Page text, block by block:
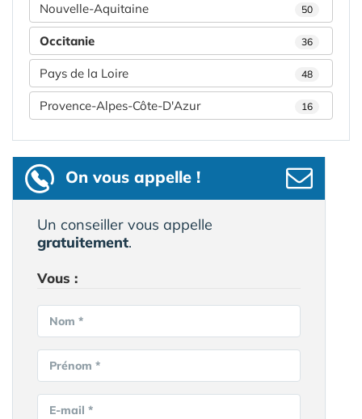
Nouvelle-Aquitaine 50
Occitanie 36
Pays de la Loire 48
Provence-Alpes-Côte-D'Azur 16
On vous appelle !
Un conseiller vous appelle
gratuitement.
Vous :
Nom *
Prénom *
E-mail *